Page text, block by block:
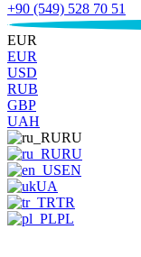
+90 (549) 528 70 51
€
EUR
EUR
USD
RUB
GBP
UAH
RU
RU
EN
UA
TR
PL